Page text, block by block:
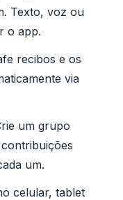
Texto, voz ou
o app.
recibos e os
via
um grupo
um.
celular, tablet